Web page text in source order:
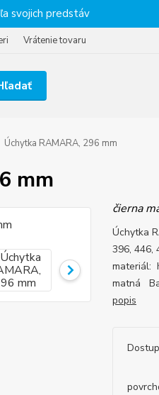
svojich predstáv
Vrátenie tovaru
Úchytka RAMARA, 296 mm
mm
čierna
Úchytka
396, 446,
materiál:
matná
popis